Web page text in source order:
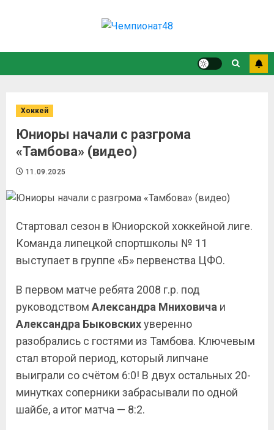
Хоккей
Юниоры начали с разгрома
«Тамбова» (видео)
11.09.2025
Стартовал сезон в Юниорской хоккейной лиге.
Команда липецкой спортшколы № 11
выступает в группе «Б» первенства ЦФО.
В первом матче ребята 2008 г.р. под
руководством Александра Мниховича и
Александра Быковскихуверенно
разобрались с гостями из Тамбова. Ключевым
стал второй период, который липчане
выиграли со счётом 6:0! В двух остальных 20-
минутках соперники забрасывали по одной
шайбе, а итог матча — 8:2.